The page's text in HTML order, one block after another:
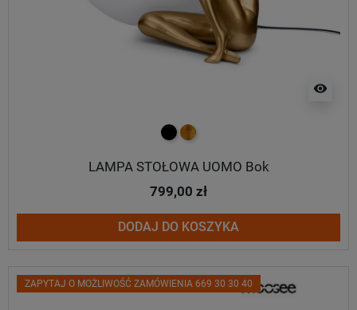
visibility
czarny
złoty
LAMPA STOŁOWA UOMO Bok
799,00 zł
DODAJ DO KOSZYKA
ZAPYTAJ O MOŻLIWOŚĆ ZAMÓWIENIA 669 30 30 40